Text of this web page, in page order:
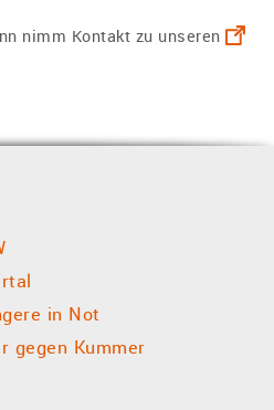
nimm Kontakt zu unseren
in Not
gegen Kummer